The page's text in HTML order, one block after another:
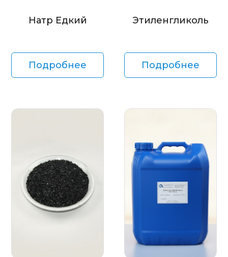
Натр Едкий
Подробнее
Этиленгликоль
Подробнее